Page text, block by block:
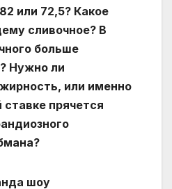
или 72,5? Какое
сливочное? В
больше
Нужно ли
или именно
прячется
шоу